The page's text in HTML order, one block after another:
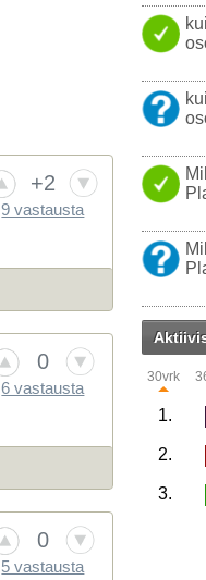
+2
9 vastausta
0
6 vastausta
0
5 vastausta
30vrk
1.
2.
3.